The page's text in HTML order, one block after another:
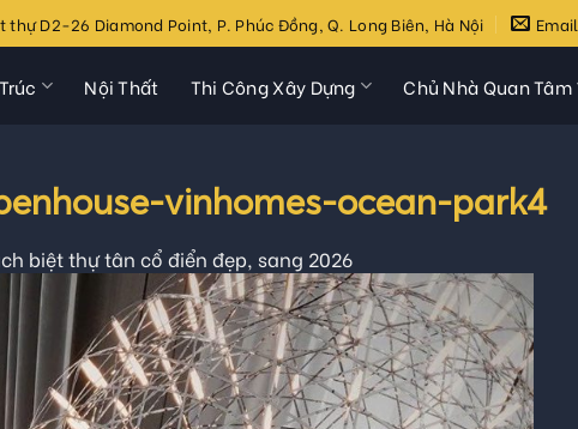
thự D2-26 Diamond Point, P. Phúc Đồng, Q. Long Biên, Hà Nội Email
Nội Thất Thi Công Xây Dựng Chủ Nhà Quan Tâm
vinhomes-ocean-park4
biệt thự tân cổ điển đẹp, sang 2026